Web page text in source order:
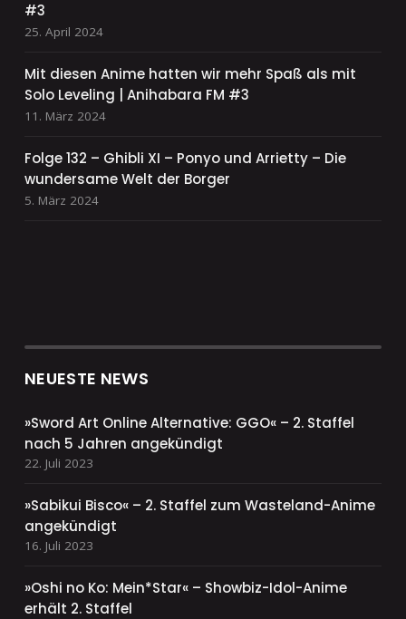
#3
25. April 2024
Mit diesen Anime hatten wir mehr Spaß als mit
Solo Leveling | Anihabara FM #3
11. März 2024
Folge 132 – Ghibli XI – Ponyo und Arrietty – Die
wundersame Welt der Borger
5. März 2024
NEUESTE NEWS
»Sword Art Online Alternative: GGO« – 2. Staffel
nach 5 Jahren angekündigt
22. Juli 2023
»Sabikui Bisco« – 2. Staffel zum Wasteland-Anime
angekündigt
16. Juli 2023
»Oshi no Ko: Mein*Star« – Showbiz-Idol-Anime
erhält 2. Staffel